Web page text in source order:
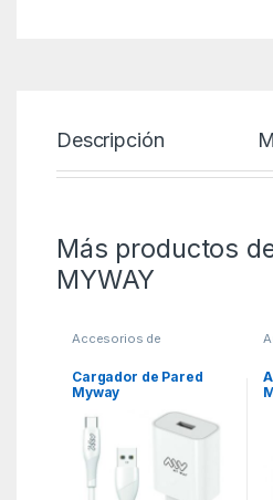
Descripción
Más productos
MYWAY
Accesorios de
KSA
Cargador de Pared
Myway
+ Cable USB Tipo-C/
15W